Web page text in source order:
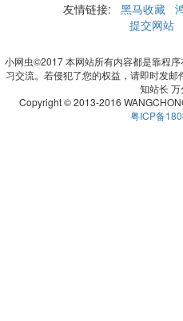
友情链接: 黑马收藏
提交网站
小网虫©2017 本网站所有内容都是靠程
习交流。若侵犯了您的权益，请即时发
知站长 万
Copyright © 2013-2016
粤ICP备